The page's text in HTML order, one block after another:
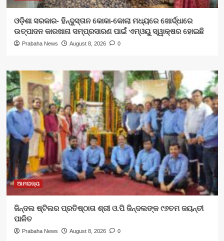
ଓଡ଼ିଶା ସରକାର- ହିନ୍ଦୁସ୍ତାନ କୋକା-କୋଲା ମଧ୍ୟରେ ଖୋର୍ଦ୍ଧାରେ
ଉତ୍ପାଦନ କାରଖାନା ସମ୍ପ୍ରସାରଣ ପାଇଁ ଏମ୍‌ଓୟୁ ସ୍ୱାକ୍ଷର ହୋଇଛି
Prabaha News August 8, 2026 0
ଆମରାଜ୍ୟ
ଜିନ୍ଦଲ ଷ୍ଟିଲର ପ୍ରତିଷ୍ଠାତା ଶ୍ରୀ ଓ.ପି ଜିନ୍ଦଲଙ୍କ ୯୬ତମ ଜୟନ୍ତୀ
ପାଳିତ
Prabaha News August 8, 2026 0